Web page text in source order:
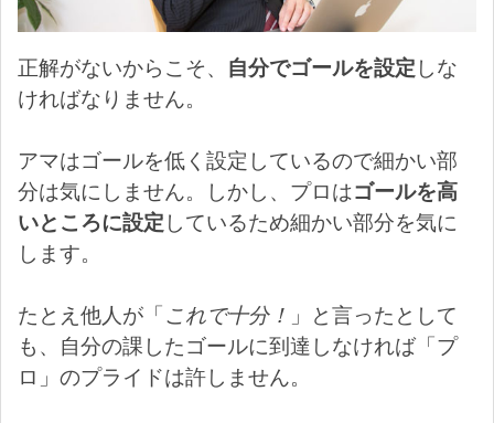
正解がないからこそ、 自分でゴールを設定しな
ければなりません。
アマはゴールを低く設定しているので細かい部
分は気にしません。しかし、プロはゴールを高
いところに設定しているため細かい部分を気に
します。
たとえ他人が「これで十分！ 」と言ったとして
も、自分の課したゴールに到達しなければ「プ
ロ」のプライドは許しません。